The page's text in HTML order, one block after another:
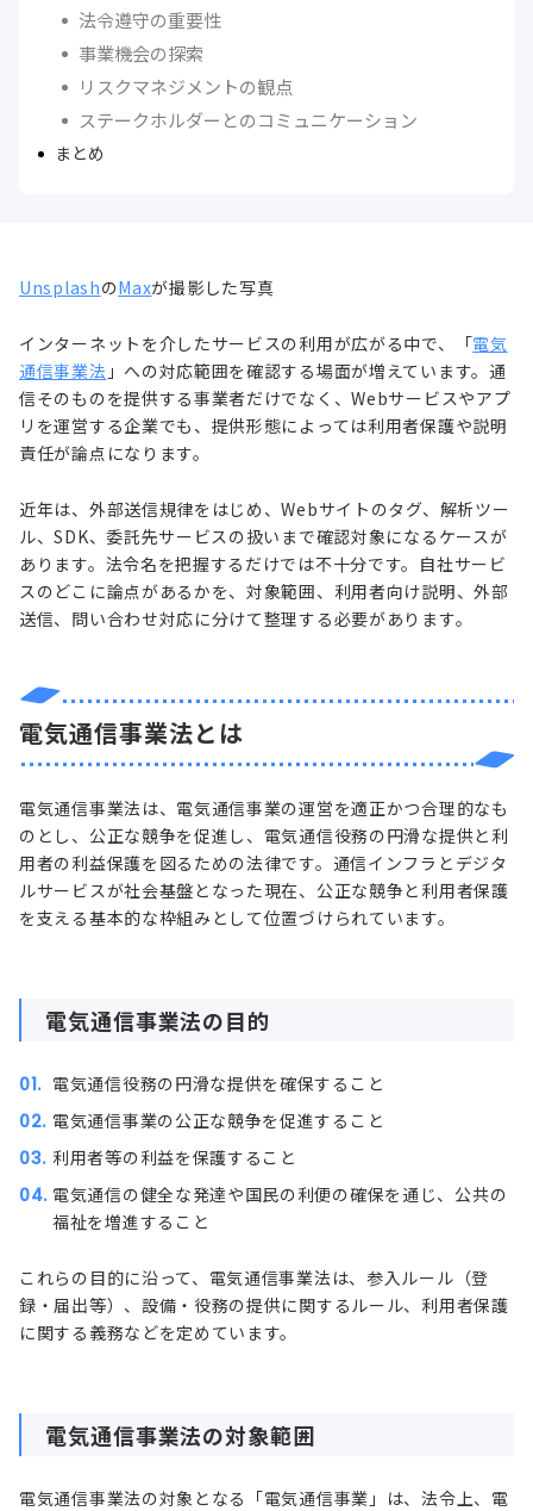
法令遵守の重要性
事業機会の探索
リスクマネジメントの観点
ステークホルダーとのコミュニケーション
まとめ
UnsplashのMaxが撮影した写真
インターネットを介したサービスの利用が広がる中で、「電気
通信事業法 」への対応範囲を確認する場面が増えています。通
信そのものを提供する事業者だけでなく、Webサービスやアプ
リを運営する企業でも、提供形態によっては利用者保護や説明
責任が論点になります。
近年は、外部送信規律をはじめ、Webサイトのタグ、解析ツー
ル、SDK、委託先サービスの扱いまで確認対象になるケースが
あります。法令名を把握するだけでは不十分です。自社サービ
スのどこに論点があるかを、対象範囲、利用者向け説明、外部
送信、問い合わせ対応に分けて整理する必要があります。
電気通信事業法とは
電気通信事業法は、電気通信事業の運営を適正かつ合理的なも
のとし、公正な競争を促進し、電気通信役務の円滑な提供と利
用者の利益保護を図るための法律です。通信インフラとデジタ
ルサービスが社会基盤となった現在、公正な競争と利用者保護
を支える基本的な枠組みとして位置づけられています。
電気通信事業法の目的
電気通信役務の円滑な提供を確保すること
電気通信事業の公正な競争を促進すること
利用者等の利益を保護すること
電気通信の健全な発達や国民の利便の確保を通じ、公共の
福祉を増進すること
これらの目的に沿って、電気通信事業法は、参入ルール（登
録・届出等）、設備・役務の提供に関するルール、利用者保護
に関する義務などを定めています。
電気通信事業法の対象範囲
電気通信事業法の対象となる「電気通信事業」は、法令上、電